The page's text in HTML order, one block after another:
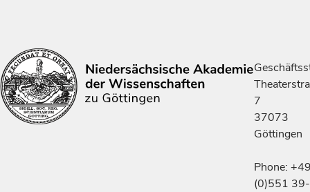
7
37073
Göttingen
Phone:
(0)551 39-